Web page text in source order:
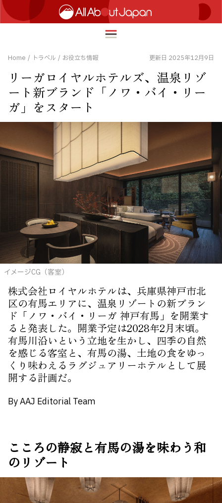
English
한국어
日本語
HOME
フード＆ドリンク
カルチャー
イノベーション
ライフスタイル
About Us Site Policy
Home / トラベル / お役立ち情報 更新日 2025年12月9日
リーガロイヤルホテルズ、温泉リゾ
ート新ブランド「ノワ・バイ・リー
ガ」をスタート
イメージCG（客室）
株式会社ロイヤルホテルは、兵庫県神戸市北
区の有馬エリアに、温泉リゾートの新ブラン
ド「ノワ・バイ・リーガ 神戸有馬」を開業す
ると発表した。開業予定は2028年2月末頃。
有馬川沿いという立地を生かし、四季の自然
を感じる客室と、有馬の湯、土地の食をゆっ
くり味わえるラグジュアリーホテルとして展
開する計画だ。
By AAJ Editorial Team
こころの静寂と有馬の湯を味わう和
のリゾート